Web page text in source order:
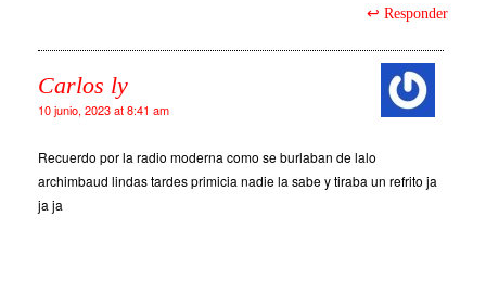
Responder
Carlos ly
10 junio, 2023 at 8:41 am
Recuerdo por la radio moderna como se burlaban de lalo
archimbaud lindas tardes primicia nadie la sabe y tiraba un refrito ja
ja ja